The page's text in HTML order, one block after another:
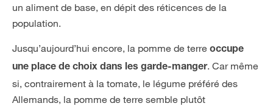
un aliment de base, en dépit des réticences de la
population.
Jusqu’aujourd’hui encore, la pomme de terre occupe
une place de choix dans les garde-manger. Car même
si, contrairement à la tomate, le légume préféré des
Allemands, la pomme de terre semble plutôt